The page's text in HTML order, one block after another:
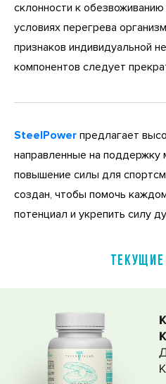
склонности к
условиях перегрева
признаков индивидуальной
компонентов следует
SteelPower предлагает
направленные на поддержку
повышение силы для
создан, чтобы помочь
потенциал и укрепить силу